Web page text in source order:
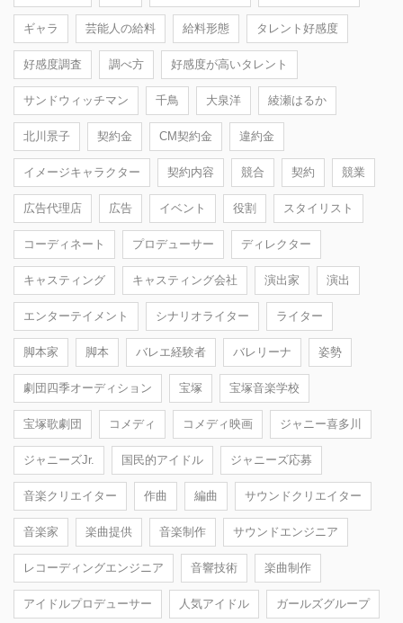
ギャラ 芸能人の給料 給料形態 タレント好感度
好感度調査 調べ方 好感度が高いタレント
サンドウィッチマン 千鳥 大泉洋 綾瀬はるか
北川景子 契約金 CM契約金 違約金
イメージキャラクター 契約内容 競合 契約 競業
広告代理店 広告 イベント 役割 スタイリスト
コーディネート プロデューサー ディレクター
キャスティング キャスティング会社 演出家 演出
エンターテイメント シナリオライター ライター
脚本家 脚本 バレエ経験者 バレリーナ 姿勢
劇団四季オーディション 宝塚 宝塚音楽学校
宝塚歌劇団 コメディ コメディ映画 ジャニー喜多川
ジャニーズJr. 国民的アイドル ジャニーズ応募
音楽クリエイター 作曲 編曲 サウンドクリエイター
音楽家 楽曲提供 音楽制作 サウンドエンジニア
レコーディングエンジニア 音響技術 楽曲制作
アイドルプロデューサー 人気アイドル ガールズグループ